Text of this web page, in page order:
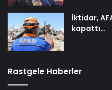
İktidar,
kapattı…
Rastgele Haberler